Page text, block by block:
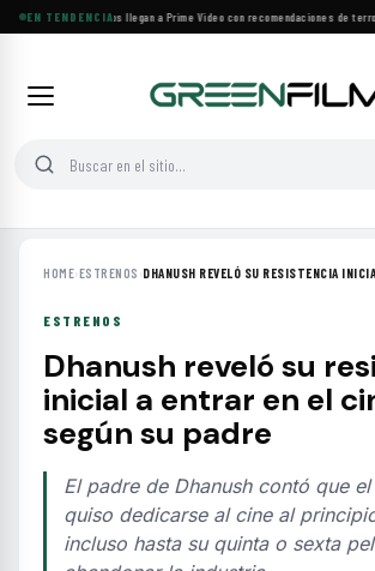
EN TENDENCIA
Más de 160 estrenos llegan a Prime Video con recomendaciones de
HOME›ESTRENOS ›DHANUSH REVELÓ SU RESISTENCIA
ESTRENOS
Dhanush reveló su
inicial a entrar en el
según su padre
El padre de Dhanush contó que
quiso dedicarse al cine al
incluso hasta su quinta o sexta